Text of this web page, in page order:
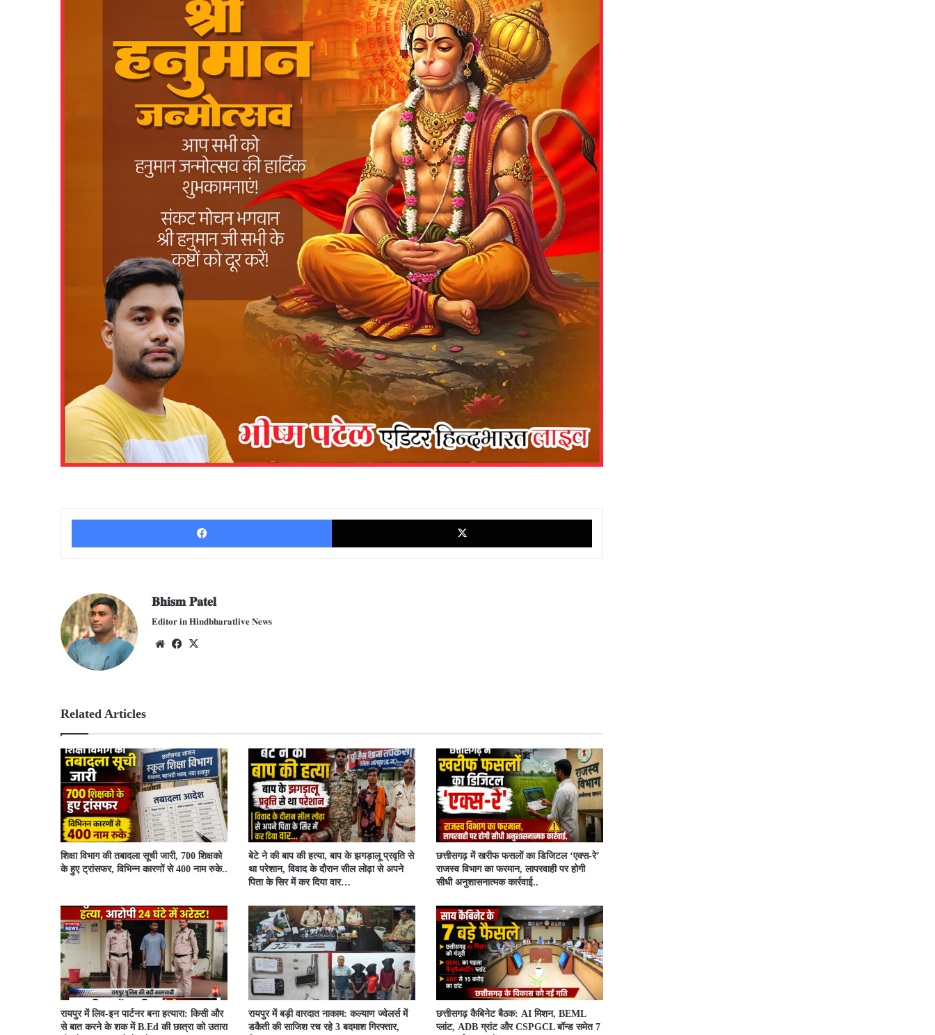
Facebook
𝐁𝐡𝐢𝐬𝐦 𝐏𝐚𝐭𝐞𝐥
𝐄𝐝𝐢𝐭𝐨𝐫 𝐢𝐧 𝐇𝐢𝐧𝐝𝐛𝐡𝐚𝐫𝐚𝐭𝐥𝐢𝐯𝐞 𝐍𝐞𝐰𝐬
We
Fac
Related Articles
शिक्षा विभाग की तबादला सूची जारी, 700 शिक्षको
के हुए ट्रांसफर, विभिन्न कारणों से 400 नाम रुके..
बेटे ने की बाप की हत्या, बाप के झगड़ालू प्रवृति से
था परेशान, विवाद के दौरान सील लोढ़ा से अपने
पिता के सिर में कर दिया वार…
​छत्तीसगढ़ में खरीफ फसलों का डिजिटल ‘एक्स-रे’
राजस्व विभाग का फरमान, लापरवाही पर होगी
सीधी अनुशासनात्मक कार्रवाई..
रायपुर में लिव-इन पार्टनर बना हत्यारा: किसी और
से बात करने के शक में B.Ed की छात्रा को उतारा
रायपुर में बड़ी वारदात नाकाम: कल्याण ज्वेलर्स में
डकैती की साजिश रच रहे 3 बदमाश गिरफ्तार,
छत्तीसगढ़ कैबिनेट बैठक: AI मिशन, BEML
प्लांट, ADB ग्रांट और CSPGCL बॉन्ड समेत 7